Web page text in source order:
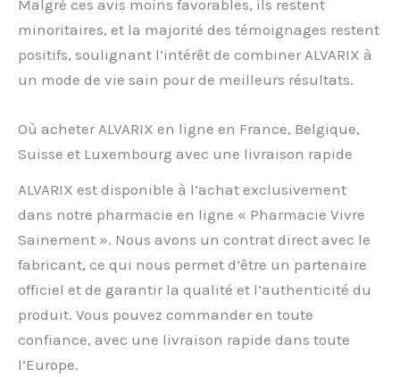
Malgré ces avis moins favorables, ils restent
minoritaires, et la majorité des témoignages restent
positifs, soulignant l’intérêt de combiner ALVARIX à
un mode de vie sain pour de meilleurs résultats.
Où acheter ALVARIX en ligne en France, Belgique,
Suisse et Luxembourg avec une livraison rapide
ALVARIX est disponible à l’achat exclusivement
dans notre pharmacie en ligne « Pharmacie Vivre
Sainement ». Nous avons un contrat direct avec le
fabricant, ce qui nous permet d’être un partenaire
officiel et de garantir la qualité et l’authenticité du
produit. Vous pouvez commander en toute
confiance, avec une livraison rapide dans toute
l’Europe.